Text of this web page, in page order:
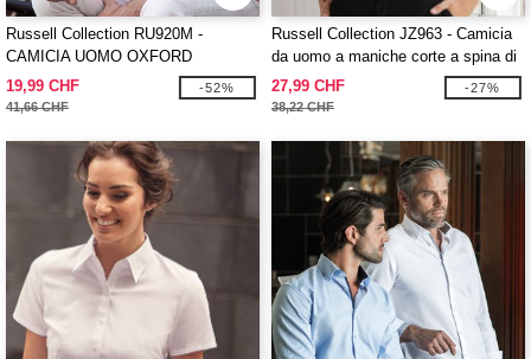
Russell Collection RU920M -
CAMICIA UOMO OXFORD
COTONE BIO
19,99 CHF
41,66 CHF
-52%
Russell Collection JZ963 - Camicia
da uomo a maniche corte a spina di
pesce
27,99 CHF
38,22 CHF
-27%